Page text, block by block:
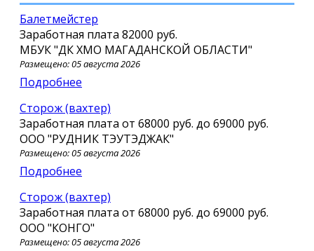
балетмейстер
Заработная плата 82000 руб.
МБУК "ДК ХМО МАГАДАНСКОЙ ОБЛАСТИ"
Размещено: 05 августа 2026
Подробнее
сторож (вахтер)
Заработная плата от 68000 руб. до 69000 руб.
ООО "РУДНИК ТЭУТЭДЖАК"
Размещено: 05 августа 2026
Подробнее
сторож (вахтер)
Заработная плата от 68000 руб. до 69000 руб.
ООО "КОНГО"
Размещено: 05 августа 2026